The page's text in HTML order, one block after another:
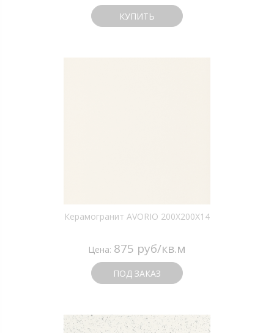
КУПИТЬ
Керамогранит AVORIO 200X200X14
Цена: 875 руб/кв.м
ПОД ЗАКАЗ